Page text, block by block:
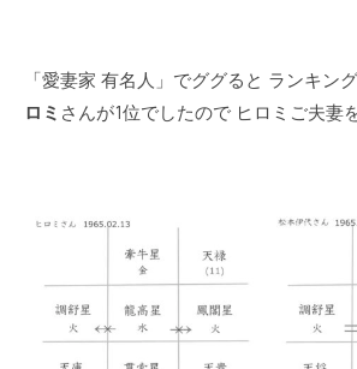
「愛妻家 有名人」でググると ランキン
ロミ さんが1位でしたので ヒロミご夫妻